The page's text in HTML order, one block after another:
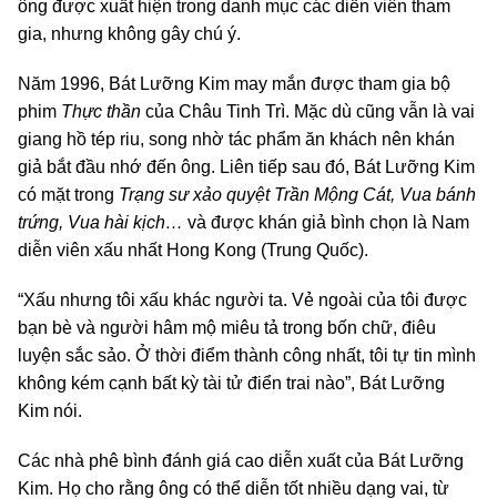
ông được xuất hiện trong danh mục các diễn viên tham
gia, nhưng không gây chú ý.
Năm 1996, Bát Lưỡng Kim may mắn được tham gia bộ
phim Thực thần của Châu Tinh Trì. Mặc dù cũng vẫn là vai
giang hồ tép riu, song nhờ tác phẩm ăn khách nên khán
giả bắt đầu nhớ đến ông. Liên tiếp sau đó, Bát Lưỡng Kim
có mặt trong Trạng sư xảo quyệt Trần Mộng Cát, Vua bánh
trứng, Vua hài kịch… và được khán giả bình chọn là Nam
diễn viên xấu nhất Hong Kong (Trung Quốc).
“Xấu nhưng tôi xấu khác người ta. Vẻ ngoài của tôi được
bạn bè và người hâm mộ miêu tả trong bốn chữ, điêu
luyện sắc sảo. Ở thời điểm thành công nhất, tôi tự tin mình
không kém cạnh bất kỳ tài tử điển trai nào”, Bát Lưỡng
Kim nói.
Các nhà phê bình đánh giá cao diễn xuất của Bát Lưỡng
Kim. Họ cho rằng ông có thể diễn tốt nhiều dạng vai, từ